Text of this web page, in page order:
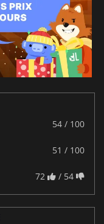
54 / 100
51 / 100
72 / 54